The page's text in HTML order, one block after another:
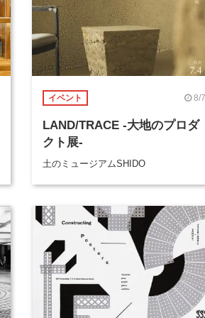
イベント 8/7
LAND/TRACE -大地のプロダ
クト展-
土のミュージアムSHIDO